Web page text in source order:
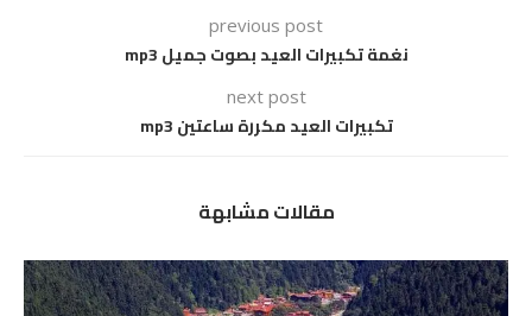
previous post
نغمة تكبيرات العيد بصوت جميل mp3
next post
تكبيرات العيد مكررة ساعتين mp3
مقالات مشابهة